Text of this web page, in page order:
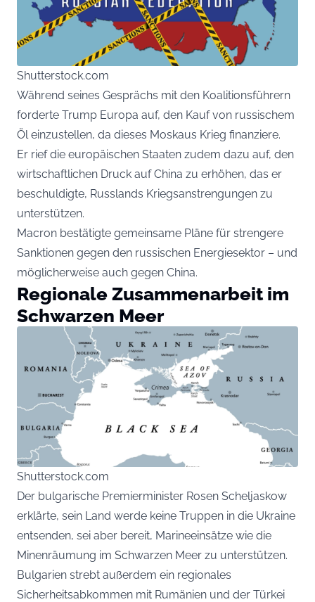
Shutterstock.com
Während seines Gesprächs mit den Koalitionsführern
forderte Trump Europa auf, den Kauf von russischem
Öl einzustellen, da dieses Moskaus Krieg finanziere.
Er rief die europäischen Staaten zudem dazu auf, den
wirtschaftlichen Druck auf China zu erhöhen, das er
beschuldigte, Russlands Kriegsanstrengungen zu
unterstützen.
Macron bestätigte gemeinsame Pläne für strengere
Sanktionen gegen den russischen Energiesektor – und
möglicherweise auch gegen China.
Regionale Zusammenarbeit im
Schwarzen Meer
Shutterstock.com
Der bulgarische Premierminister Rosen Scheljaskow
erklärte, sein Land werde keine Truppen in die Ukraine
entsenden, sei aber bereit, Marineeinsätze wie die
Minenräumung im Schwarzen Meer zu unterstützen.
Bulgarien strebt außerdem ein regionales
Sicherheitsabkommen mit Rumänien und der Türkei